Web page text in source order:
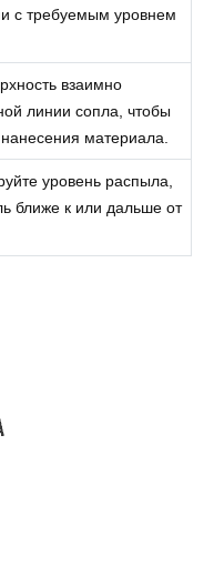
с требуемым уровнем
взаимно
линии сопла, чтобы
материала.
уровень распыла,
ближе к или дальше от